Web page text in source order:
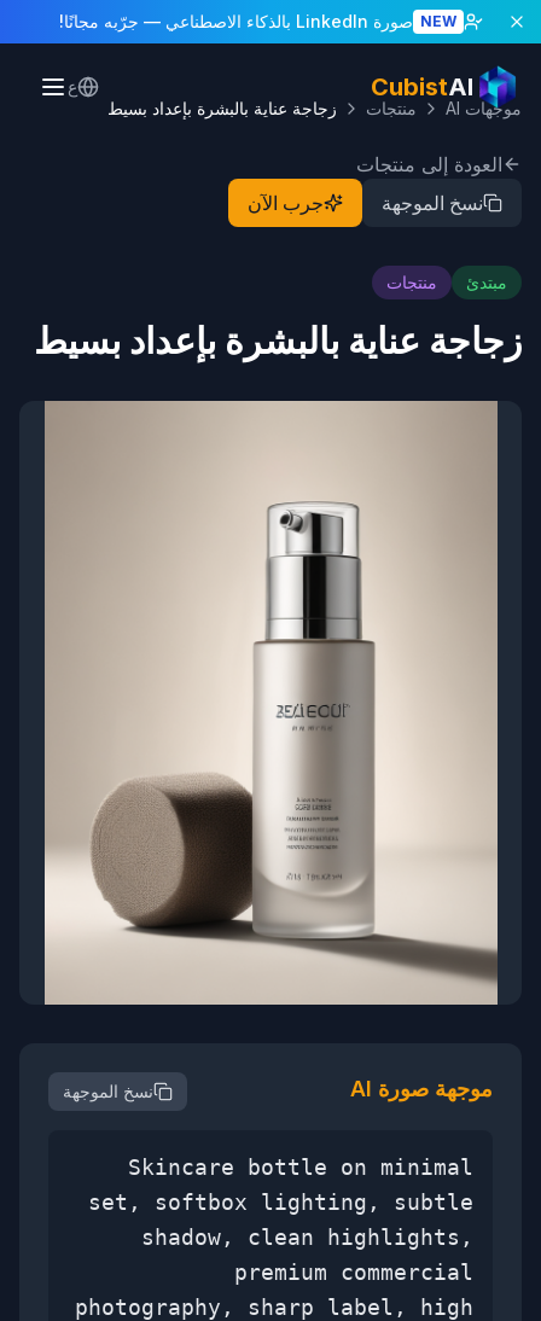
NEW صورة LinkedIn بالذكاء الاصطناعي — جرّبه مجانًا!
CubistAI
ع
موجهات AI
منتجات زجاجة عناية بالبشرة بإعداد بسيط
العودة إلى منتجات
نسخ الموجهة
جرب الآن
مبتدئ منتجات
زجاجة عناية بالبشرة بإعداد بسيط
موجهة صورة AI نسخ الموجهة
Skincare bottle on minimal
set, softbox lighting, subtle
shadow, clean highlights,
premium commercial
photography, sharp label, high